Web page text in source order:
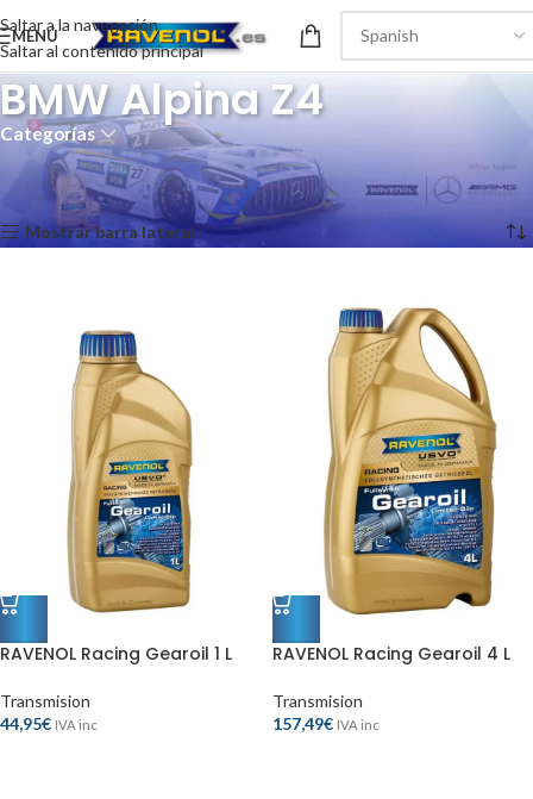
Saltar a la navegación
Saltar al contenido principal
MENÚ
BMW Alpina Z4
Categorías
Recomendaciones del producto/ BMW Alpina Z4
Mostrando los 2 resultados
Mostrar barra lateral
RAVENOL Racing Gearoil 1 L
Transmision
44,95€ IVA inc
RAVENOL Racing Gearoil 4 L
Transmision
157,49€ IVA inc